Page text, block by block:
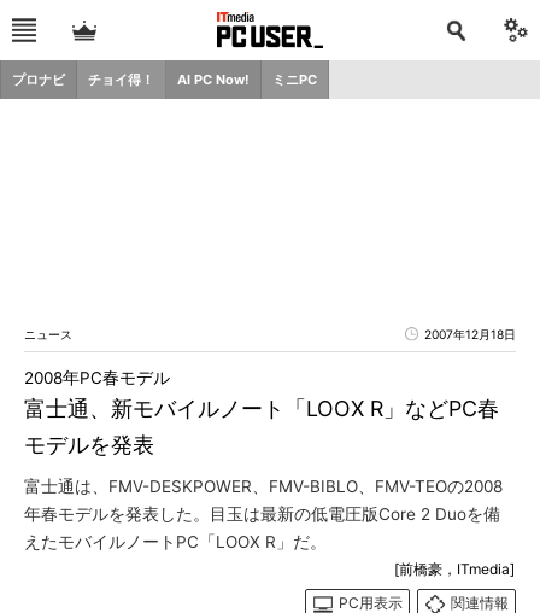
プロナビ チョイ得！ AI PC Now! ミニPC
ニュース 2007年12月18日
富士通、新モバイルノート「LOOX R」などPC春
モデルを発表
2008年PC春モデル
富士通は、FMV-DESKPOWER、FMV-BIBLO、FMV-TEOの2008
年春モデルを発表した。目玉は最新の低電圧版Core 2 Duoを備
えたモバイルノートPC「LOOX R」だ。
[前橋豪，ITmedia]
PC用表示
関連情報